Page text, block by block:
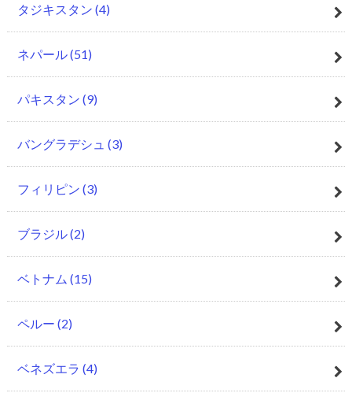
タジキスタン (4)
ネパール(51)
パキスタン (9)
バングラデシュ (3)
フィリピン (3)
ブラジル(2)
ベトナム (15)
ペルー (2)
ベネズエラ (4)